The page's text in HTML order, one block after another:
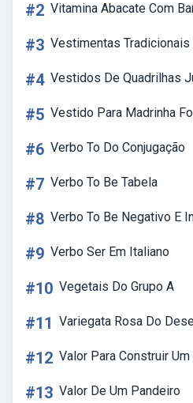
#2 Vitamina Abacate Com
#3 Vestimentas
#4 Vestidos De Quadrilhas
#5 Vestido Para Madrinha
#6 Verbo To Do Conjugação
#7 Verbo To Be Tabela
#8 Verbo To Be Negativo E
#9 Verbo Ser Em Italiano
#10 Vegetais Do Grupo A
#11 Variegata Rosa Do
#12 Valor Para Construir
#13 Valor De Um Pandeiro